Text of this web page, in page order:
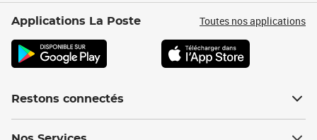
Applications La Poste Toutes nos applications
Restons connectés